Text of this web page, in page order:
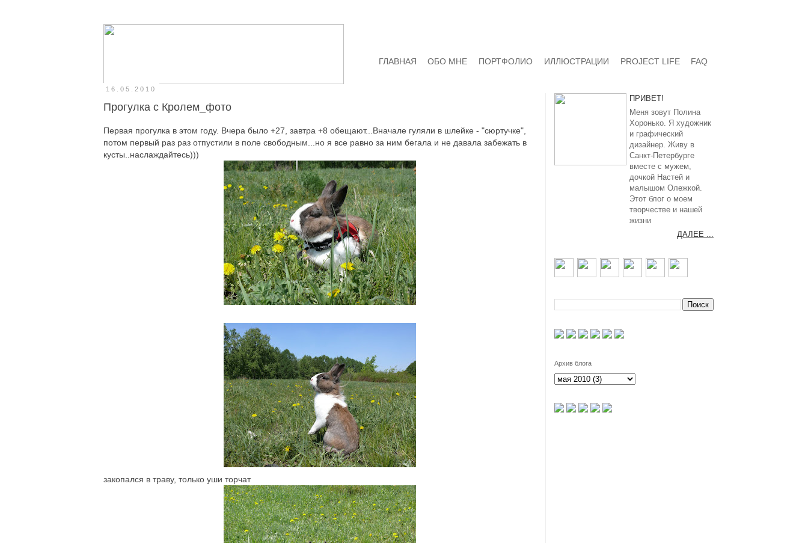
FAQ
PROJECT LIFE
ИЛЛЮСТРАЦИИ
ПОРТФОЛИО
ОБО МНЕ
ГЛАВНАЯ
16.05.2010
Прогулка с Кролем_фото
Первая прогулка в этом году. Вчера было +27, завтра +8 обещают...Вначале гуляли в шлейке - "сюртучке",
потом первый раз раз отпустили в поле свободным...но я все равно за ним бегала и не давала забежать в
кусты..наслаждайтесь)))
закопался в траву, только уши торчат
ПРИВЕТ!
Меня зовут Полина
Хоронько. Я художник
и графический
дизайнер. Живу в
Санкт-Петербурге
вместе с мужем,
дочкой Настей и
малышом Олежкой.
Этот блог о моем
творчестве и нашей
жизни
ДАЛЕЕ ...
Архив блога